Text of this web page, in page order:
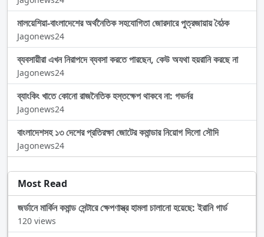
মালয়েশিয়া-বাংলাদেশের অর্থনৈতিক সহযোগিতা জোরদারে পুত্রজায়ায় বৈঠক
Jagonews24
ব্যবসায়ীরা এখন নিরাপদে ব্যবসা করতে পারছেন, কেউ অযথা হয়রানি করছে না
Jagonews24
ব্যাংকিং খাতে কোনো রাজনৈতিক হস্তক্ষেপ থাকবে না: গভর্নর
Jagonews24
বাংলাদেশসহ ১৩ দেশের প্রতিরক্ষা জোটের কমান্ডার নিয়োগ দিলো সৌদি
Jagonews24
Most Read
জর্ডানে মার্কিন কমান্ড সেন্টারে ক্ষেপণাস্ত্র হামলা চালানো হয়েছে: ইরানি গার্ড
120 views